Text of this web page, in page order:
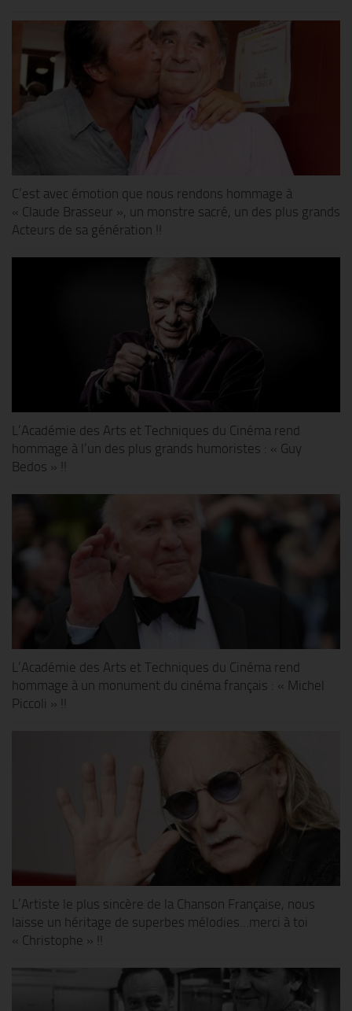
C’est avec émotion que nous rendons hommage à
« Claude Brasseur », un monstre sacré, un des plus grands
Acteurs de sa génération !!
L’Académie des Arts et Techniques du Cinéma rend
hommage à l’un des plus grands humoristes : « Guy
Bedos » !!
L’Académie des Arts et Techniques du Cinéma rend
hommage à un monument du cinéma français : « Michel
Piccoli » !!
L’Artiste le plus sincère de la Chanson Française, nous
laisse un héritage de superbes mélodies…merci à toi
« Christophe » !!